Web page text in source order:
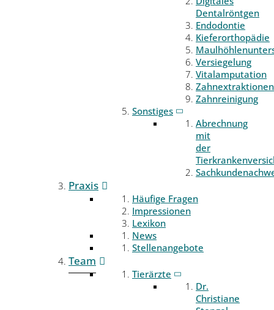
Dentalröntgen
Endodontie
Kieferorthopädie
Versiegelung
Vitalamputation
Zahnextraktionen
Zahnreinigung
Sonstiges
Abrechnung
mit
der
Praxis
Häufige Fragen
Impressionen
Lexikon
News
Stellenangebote
Team
Tierärzte
Dr.
Christiane